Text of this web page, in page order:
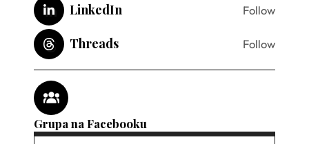
LinkedIn Follow
Threads Follow
Grupa na Facebooku